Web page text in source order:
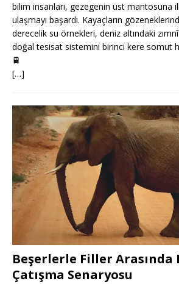
bilim insanları, gezegenin üst mantosuna
ulaşmayı başardı. Kayaçların
derecelik su örnekleri, deniz altındaki
doğal tesisat sistemini birinci kere somut
🚆
[…]
Beşerlerle Filler
Çatışma Senaryosu